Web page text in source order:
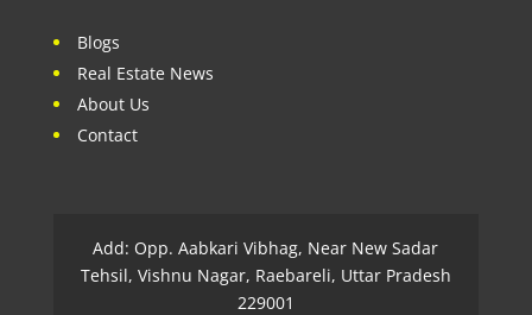
Blogs
Real Estate News
About Us
Contact
Add: Opp. Aabkari Vibhag, Near New Sadar
Tehsil, Vishnu Nagar, Raebareli, Uttar Pradesh
229001